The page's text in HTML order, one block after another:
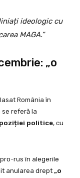
ideologic cu
MAGA.”
„o
România în
referă la
politice, cu
rus în alegerile
anularea drept „o